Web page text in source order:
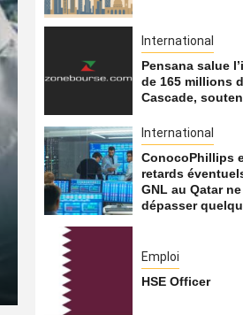
International
Les
retrouvée
7 août 2026
International
Pensana salue
de 165 millions
Cascade,
International
ConocoPhillips
retards
GNL au Qatar
dépasser
Emploi
HSE Officer